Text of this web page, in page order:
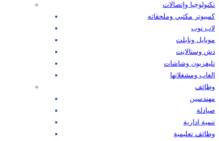
تكنولوجيا وإتصالات
كمبيوتر مكتبي وملحقاته
لاب توب
موبايل وتابلت
دش وستالايت
تليفزيون وشاشات
العاب ومشغلاتها
وظائف
مهندسين
صيادلة
تنمية ادارية
وظائف تعليمية